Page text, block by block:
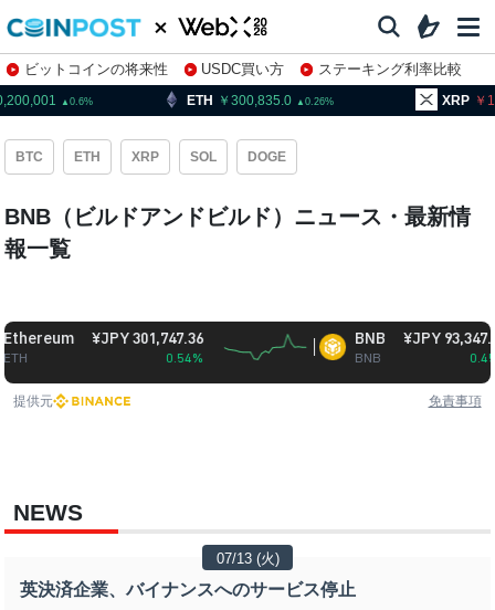
ビットコインの将来性 USDC買い方
ステーキング利率比較
株特集・関連銘柄
0.6 ETH 300,835.0 0.26 XRP
BTC ETH XRP SOL DOGE
BNB（ビルドアンドビルド）ニュース・最新情
報一覧
¥JPY 301,747.36 BNB
BNB
¥JPY 93,347.89
提供元 免責事項
NEWS
07/13 (火)
英決済企業、バイナンスへのサービス停止